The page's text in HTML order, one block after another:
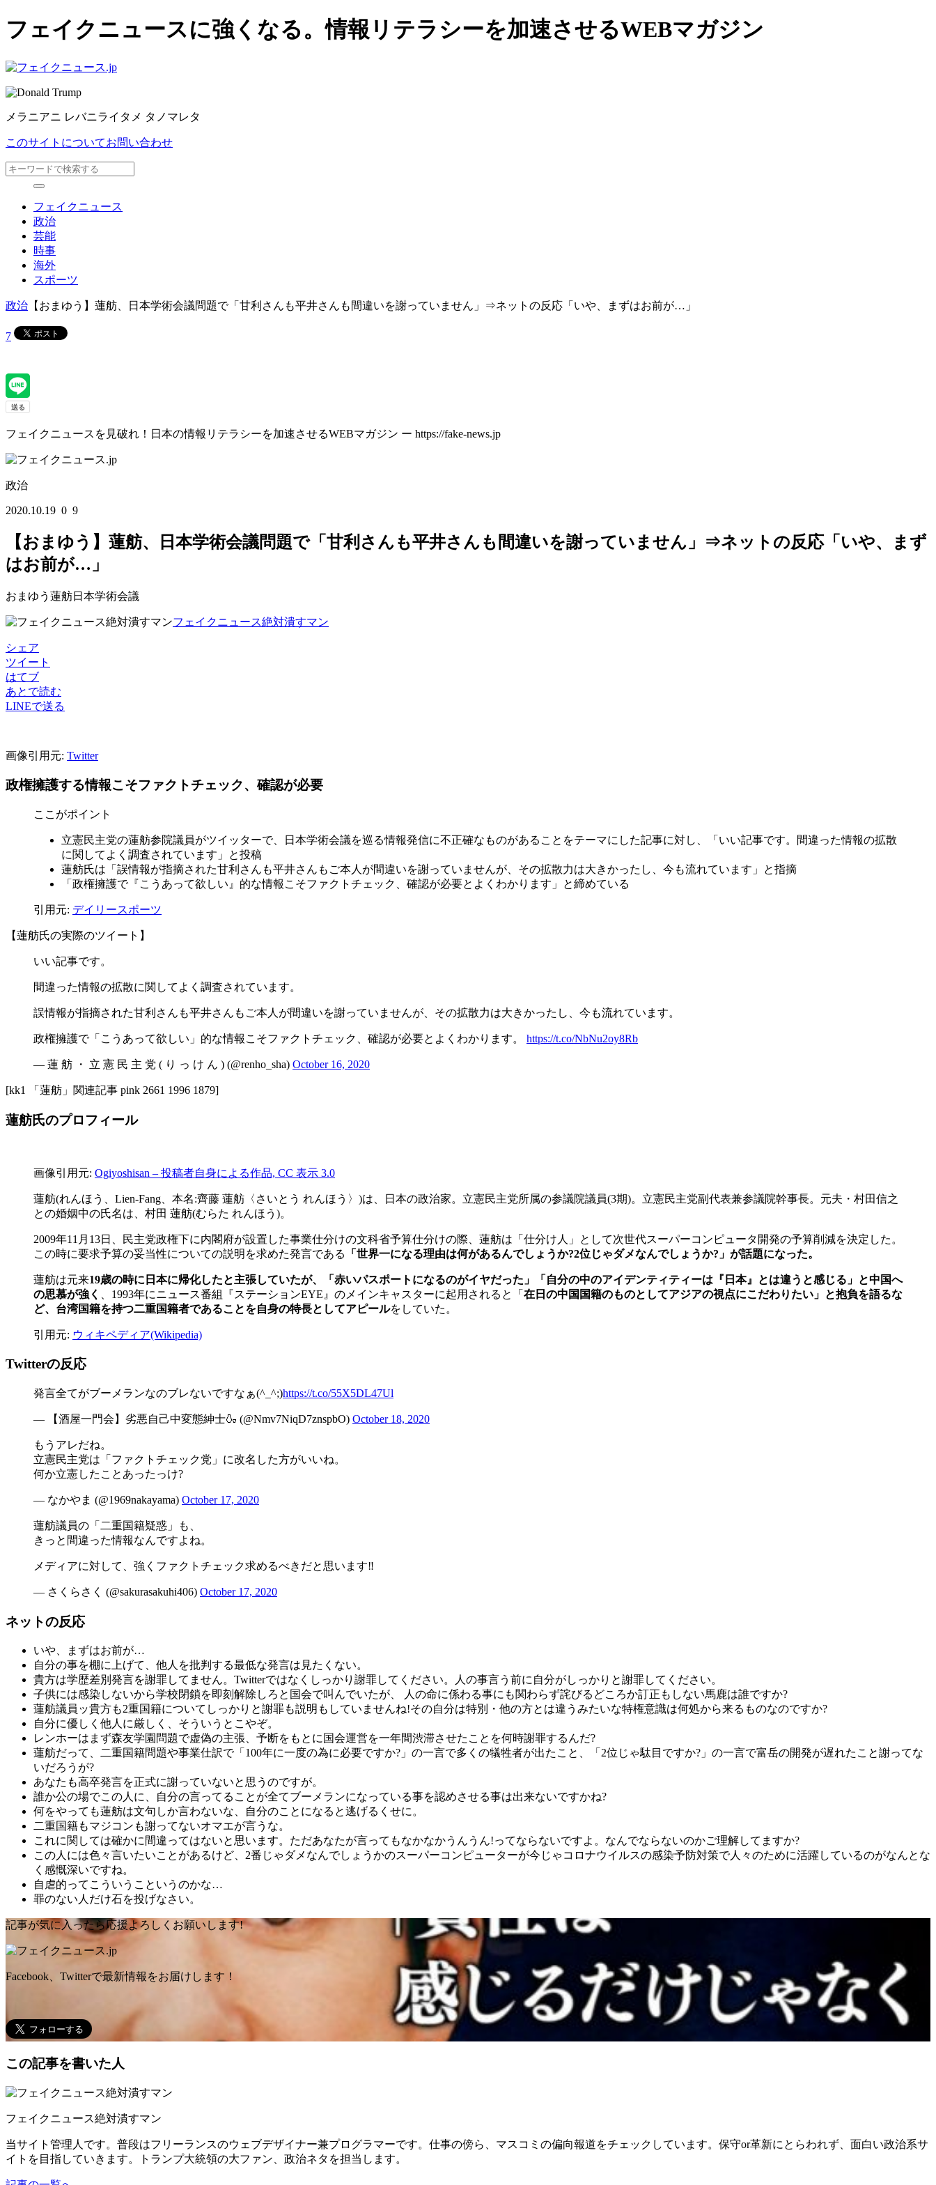
フェイクニュースに強くなる。情報リテラシーを加速させるWEBマガジン
メラニアニ レバニライタメ タノマレタ
このサイトについてお問い合わせ
フェイクニュース
政治
芸能
時事
海外
スポーツ
政治 【おまゆう】蓮舫、日本学術会議問題で「甘利さんも平井さんも間違いを謝っていません」⇒ネットの反応「いや、まずはお前が…」
7
フェイクニュースを見破れ！日本の情報リテラシーを加速させるWEBマガジン ー https://fake-news.jp
政治
2020.10.19 0 9
【おまゆう】蓮舫、日本学術会議問題で「甘利さんも平井さんも間違いを謝っていません」⇒ネットの反応「いや、まず
はお前が…」
おまゆう 蓮舫日本学術会議
フェイクニュース絶対潰すマン
シェア
ツイート
はてブ
あとで読む
LINEで送る
画像引用元: Twitter
政権擁護する情報こそファクトチェック、確認が必要
ここがポイント
立憲民主党の蓮舫参院議員がツイッターで、日本学術会議を巡る情報発信に不正確なものがあることをテーマにした記事に対し、「いい記事です。間違った情報の拡散
に関してよく調査されています」と投稿
蓮舫氏は「誤情報が指摘された甘利さんも平井さんもご本人が間違いを謝っていませんが、その拡散力は大きかったし、今も流れています」と指摘
「政権擁護で『こうあって欲しい』的な情報こそファクトチェック、確認が必要とよくわかります」と締めている
引用元: デイリースポーツ
【蓮舫氏の実際のツイート】
いい記事です。
間違った情報の拡散に関してよく調査されています。
誤情報が指摘された甘利さんも平井さんもご本人が間違いを謝っていませんが、その拡散力は大きかったし、今も流れています。
政権擁護で「こうあって欲しい」的な情報こそファクトチェック、確認が必要とよくわかります。 https://t.co/NbNu2oy8Rb
— 蓮 舫 ・ 立 憲 民 主 党 ( り っ け ん ) (@renho_sha) October 16, 2020
[kk1 「蓮舫」関連記事 pink 2661 1996 1879]
蓮舫氏のプロフィール
画像引用元: Ogiyoshisan – 投稿者自身による作品, CC 表示 3.0
蓮舫(れんほう、Lien-Fang、本名:齊藤 蓮舫〈さいとう れんほう〉)は、日本の政治家。立憲民主党所属の参議院議員(3期)。立憲民主党副代表兼参議院幹事長。元夫・村田信之
との婚姻中の氏名は、村田 蓮舫(むらた れんほう)。
2009年11月13日、民主党政権下に内閣府が設置した事業仕分けの文科省予算仕分けの際、蓮舫は「仕分け人」として次世代スーパーコンピュータ開発の予算削減を決定した。
この時に要求予算の妥当性についての説明を求めた発言である
「世界一になる理由は何があるんでしょうか?2位じゃダメなんでしょうか?」が話題になった。
蓮舫は元来19歳の時に日本に帰化したと主張していたが、「赤いパスポートになるのがイヤだった」「自分の中のアイデンティティーは『日本』とは違うと感じる」と中国へ
の思慕が強く
、1993年にニュース番組『ステーションEYE』のメインキャスターに起用されると「 在日の中国国籍のものとしてアジアの視点にこだわりたい」と抱負を語るな
ど、台湾国籍を持つ二重国籍者であることを自身の特長としてアピールをしていた。
引用元: ウィキペディア(Wikipedia)
Twitterの反応
発言全てがブーメランなのブレないですなぁ(^_^;)https://t.co/55X5DL47Ul
— 【酒屋一門会】劣悪自己中変態紳士🍶 (@Nmv7NiqD7znspbO) October 18, 2020
もうアレだね。
立憲民主党は「ファクトチェック党」に改名した方がいいね。
何か立憲したことあったっけ?
— なかやま (@1969nakayama) October 17, 2020
蓮舫議員の「二重国籍疑惑」も、
きっと間違った情報なんですよね。
メディアに対して、強くファクトチェック求めるべきだと思います‼️
— さくらさく (@sakurasakuhi406) October 17, 2020
ネットの反応
いや、まずはお前が…
自分の事を棚に上げて、他人を批判する最低な発言は見たくない。
貴方は学歴差別発言を謝罪してません。Twitterではなくしっかり謝罪してください。人の事言う前に自分がしっかりと謝罪してください。
子供には感染しないから学校閉鎖を即刻解除しろと国会で叫んでいたが、 人の命に係わる事にも関わらず詫びるどころか訂正もしない馬鹿は誰ですか?
蓮舫議員ッ貴方も2重国籍についてしっかりと謝罪も説明もしていませんね!その自分は特別・他の方とは違うみたいな特権意識は何処から来るものなのですか?
自分に優しく他人に厳しく、そういうとこやぞ。
レンホーはまず森友学園問題で虚偽の主張、予断をもとに国会運営を一年間渋滞させたことを何時謝罪するんだ?
蓮舫だって、二重国籍問題や事業仕訳で「100年に一度の為に必要ですか?」の一言で多くの犠牲者が出たこと、「2位じゃ駄目ですか?」の一言で富岳の開発が遅れたこと謝ってな
いだろうが?
あなたも高卒発言を正式に謝っていないと思うのですが。
誰か公の場でこの人に、自分の言ってることが全てブーメランになっている事を認めさせる事は出来ないですかね?
何をやっても蓮舫は文句しか言わないな、自分のことになると逃げるくせに。
二重国籍もマジコンも謝ってないオマエが言うな。
これに関しては確かに間違ってはないと思います。ただあなたが言ってもなかなかうんうん!ってならないですよ。なんでならないのかご理解してますか?
この人には色々言いたいことがあるけど、2番じゃダメなんでしょうかのスーパーコンピューターが今じゃコロナウイルスの感染予防対策で人々のために活躍しているのがなんとな
く感慨深いですね。
自虐的ってこういうこというのかな…
罪のない人だけ石を投げなさい。
記事が気に入ったら応援よろしくお願いします!
Facebook、Twitterで最新情報をお届けします！
この記事を書いた人
フェイクニュース絶対潰すマン
当サイト管理人です。普段はフリーランスのウェブデザイナー兼プログラマーです。仕事の傍ら、マスコミの偏向報道をチェックしています。保守or革新にとらわれず、面白い政治系サ
イトを目指していきます。トランプ大統領の大ファン、政治ネタを担当します。